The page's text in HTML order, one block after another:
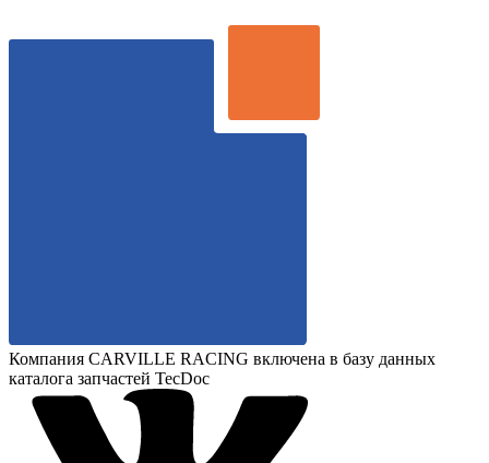
Компания CARVILLE RACING включена в базу данных
каталога запчастей TecDoc